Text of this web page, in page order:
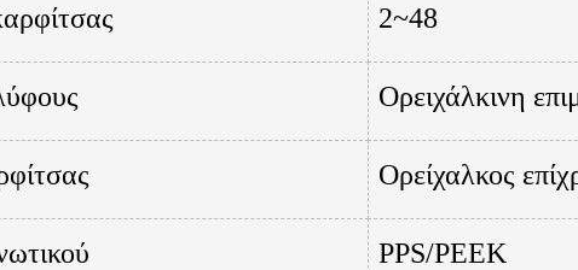
2~48
Ορειχάλκινη
Ορείχαλκος
PPS/PEEK